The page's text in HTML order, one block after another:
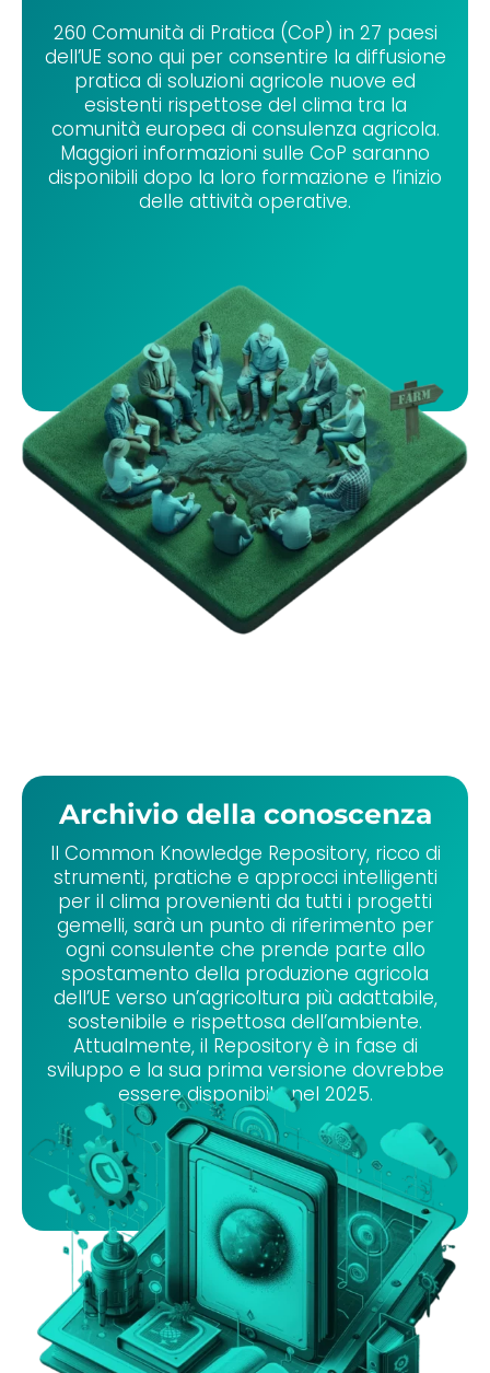
260 Comunità di Pratica (CoP) in 27 paesi
dell’UE sono qui per consentire la diffusione
pratica di soluzioni agricole nuove ed
esistenti rispettose del clima tra la
comunità europea di consulenza agricola.
Maggiori informazioni sulle CoP saranno
disponibili dopo la loro formazione e l’inizio
delle attività operative.
Archivio della conoscenza
Il Common Knowledge Repository, ricco di
strumenti, pratiche e approcci intelligenti
per il clima provenienti da tutti i progetti
gemelli, sarà un punto di riferimento per
ogni consulente che prende parte allo
spostamento della produzione agricola
dell’UE verso un’agricoltura più adattabile,
sostenibile e rispettosa dell’ambiente.
Attualmente, il Repository è in fase di
sviluppo e la sua prima versione dovrebbe
essere disponibile nel 2025.